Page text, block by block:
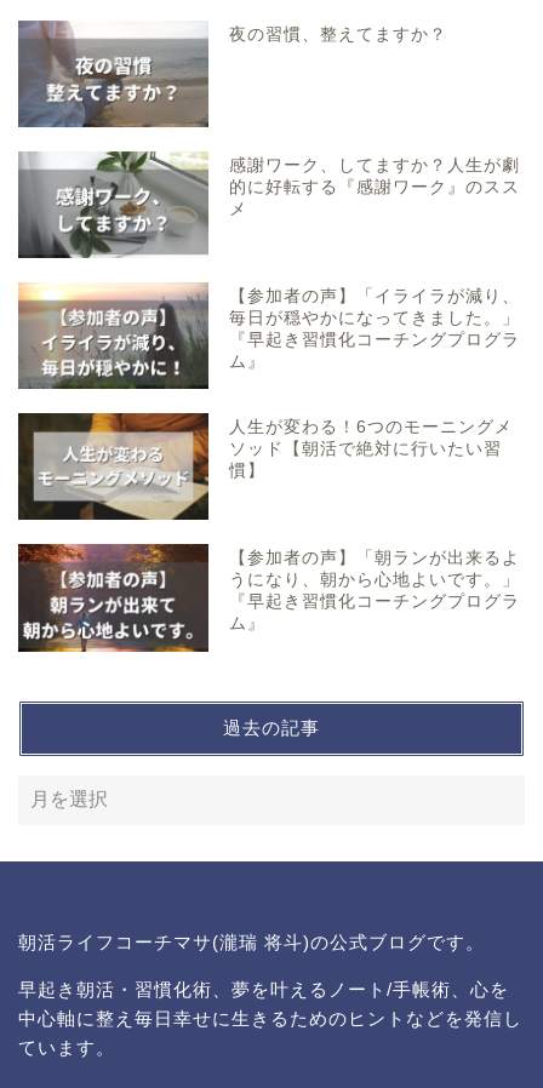
夜の習慣、整えてますか？
感謝ワーク、してますか？人生が劇
的に好転する『感謝ワーク』のスス
メ
【参加者の声】「イライラが減り、
毎日が穏やかになってきました。」
『早起き習慣化コーチングプログラ
ム』
人生が変わる！6つのモーニングメ
ソッド【朝活で絶対に行いたい習
慣】
【参加者の声】「朝ランが出来るよ
うになり、朝から心地よいです。」
『早起き習慣化コーチングプログラ
ム』
過去の記事
朝活ライフコーチマサ(瀧瑞 将斗)の公式ブログです。
早起き朝活・習慣化術、夢を叶えるノート/手帳術、心を
中心軸に整え毎日幸せに生きるためのヒントなどを発信し
ています。